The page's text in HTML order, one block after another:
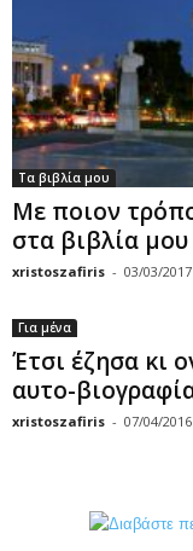
Τα βιβλία μου
Με ποιον
στα βιβλία μου
xristoszafiris - 03/03/2017
Για μένα
Έτσι έζησα κι
αυτο-
xristoszafiris - 07/04/2016